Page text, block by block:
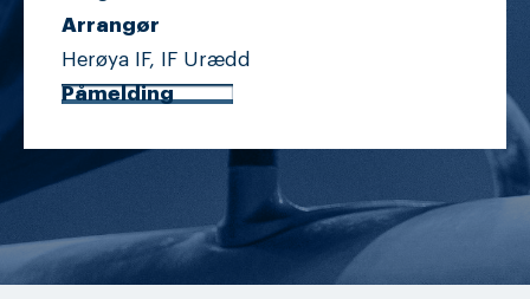
Arrangør
Herøya IF, IF Urædd
Påmelding